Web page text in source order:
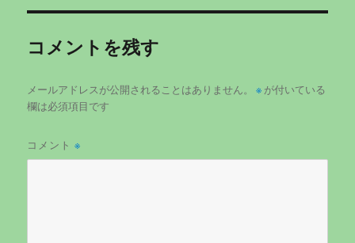
コメントを残す
メールアドレスが公開されることはありません。 ※ が付いている
欄は必須項目です
コメント※